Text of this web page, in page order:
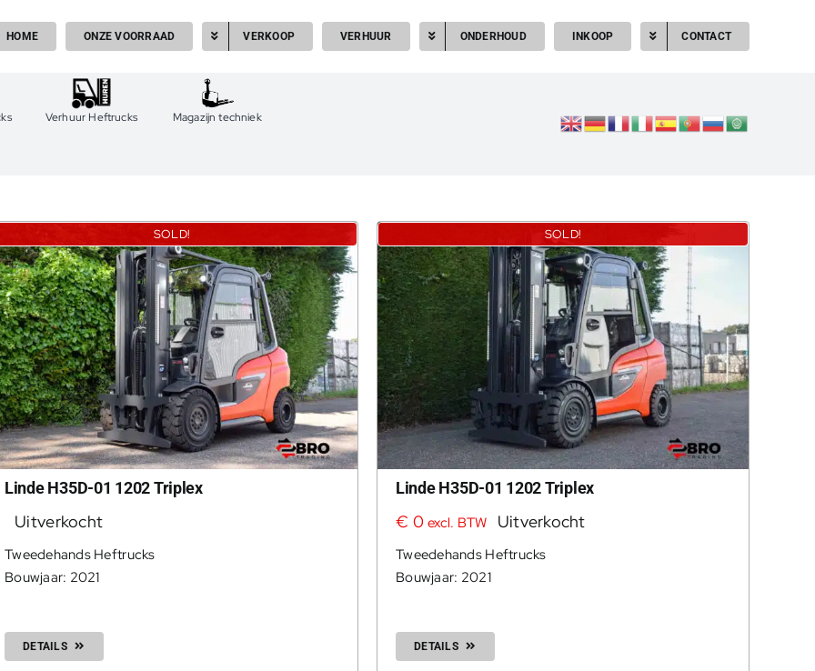
HOME ONZE VOORRAAD VERKOOP VERHUUR ONDERHOUD INKOOP CONTACT
Verhuur Heftrucks Magazijn techniek
SOLD!
Linde H35D-01 1202 Triplex
Uitverkocht
Tweedehands Heftrucks
Bouwjaar: 2021
DETAILS
SOLD!
Linde H35D-01 1202 Triplex
€ 0 excl. BTW Uitverkocht
Tweedehands Heftrucks
Bouwjaar: 2021
DETAILS